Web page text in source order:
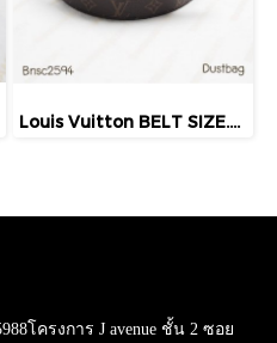
Louis Vuitton BELT SIZE.75 MONOGRAM 2023
โครงการ J avenue ชั้น 2 ซอย